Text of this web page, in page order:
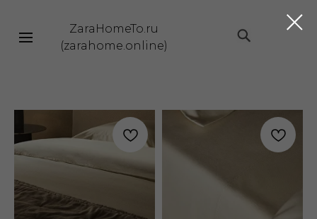
|||
ZaraHomeTo.ru
(zarahome.online)